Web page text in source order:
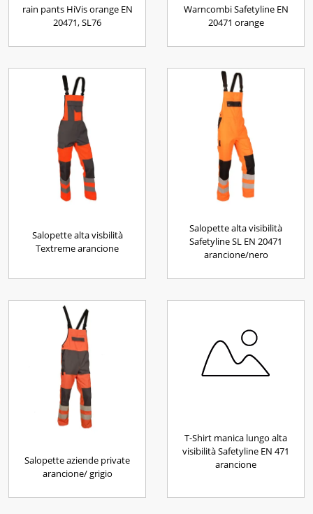
rain pants HiVis orange EN
20471, SL76
Warncombi Safetyline EN
20471 orange
Salopette alta visbilità
Textreme arancione
Salopette alta visibilità
Safetyline SL EN 20471
arancione/nero
Salopette aziende private
arancione/ grigio
T-Shirt manica lungo alta
visibilità Safetyline EN 471
arancione